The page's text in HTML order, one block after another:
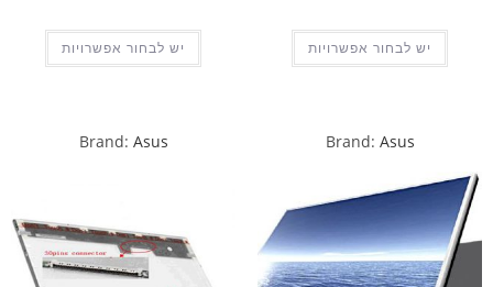
יש לבחור אפשרויות יש לבחור אפשרויות
Brand: Asus
Brand: Asus